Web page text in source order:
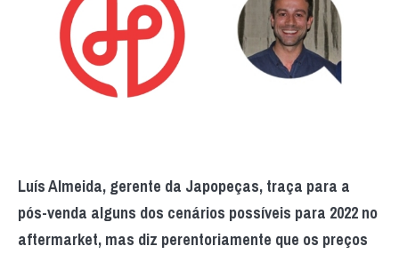
Luís Almeida, gerente da Japopeças, traça para a
pós-venda alguns dos cenários possíveis para 2022 no
aftermarket, mas diz perentoriamente que os preços